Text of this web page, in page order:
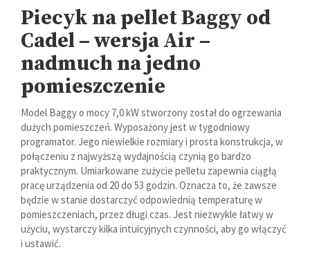
Piecyk na pellet Baggy od
Cadel – wersja Air –
nadmuch na jedno
pomieszczenie
Model Baggy o mocy 7,0 kW stworzony został do ogrzewania
dużych pomieszczeń. Wyposażony jest w tygodniowy
programator. Jego niewielkie rozmiary i prosta konstrukcja, w
połączeniu z najwyższą wydajnością czynią go bardzo
praktycznym. Umiarkowane zużycie pelletu zapewnia ciągłą
pracę urządzenia od 20 do 53 godzin. Oznacza to, że zawsze
będzie w stanie dostarczyć odpowiednią temperaturę w
pomieszczeniach, przez długi czas. Jest niezwykle łatwy w
użyciu, wystarczy kilka intuicyjnych czynności, aby go włączyć
i ustawić.